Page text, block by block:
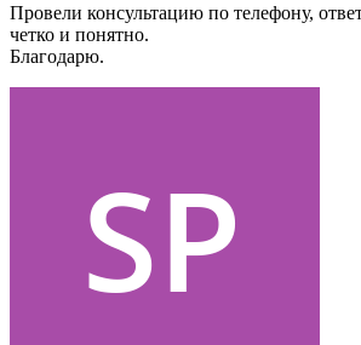
Провели консультацию по телефону,
четко и понятно.
Благодарю.